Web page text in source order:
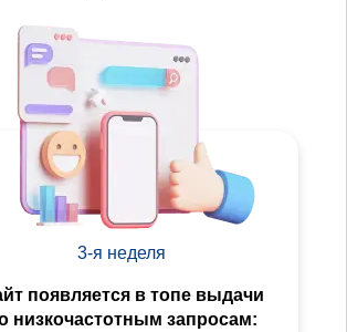
3-я неделя
появляется в топе выдачи
низкочастотным запросам: